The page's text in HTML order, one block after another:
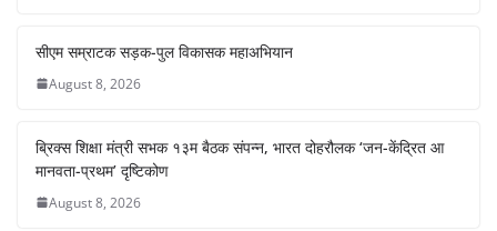
सीएम सम्राटक सड़क-पुल विकासक महाअभियान
August 8, 2026
ब्रिक्स शिक्षा मंत्री सभक १३म बैठक संपन्न, भारत दोहरौलक ‘जन-केंद्रित आ
मानवता-प्रथम’ दृष्टिकोण
August 8, 2026